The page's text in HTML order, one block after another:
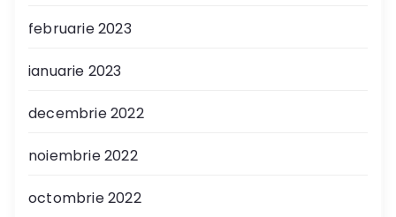
februarie 2023
ianuarie 2023
decembrie 2022
noiembrie 2022
octombrie 2022